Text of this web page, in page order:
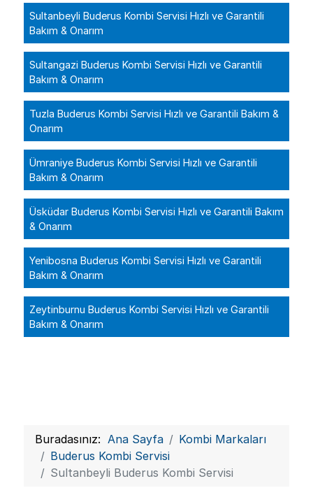
Sultanbeyli Buderus Kombi Servisi Hızlı ve Garantili
Bakım & Onarım
Sultangazi Buderus Kombi Servisi Hızlı ve Garantili
Bakım & Onarım
Tuzla Buderus Kombi Servisi Hızlı ve Garantili Bakım &
Onarım
Ümraniye Buderus Kombi Servisi Hızlı ve Garantili
Bakım & Onarım
Üsküdar Buderus Kombi Servisi Hızlı ve Garantili Bakım
& Onarım
Yenibosna Buderus Kombi Servisi Hızlı ve Garantili
Bakım & Onarım
Zeytinburnu Buderus Kombi Servisi Hızlı ve Garantili
Bakım & Onarım
Buradasınız: Ana Sayfa
Kombi Markaları
Buderus Kombi Servisi
Sultanbeyli Buderus Kombi Servisi